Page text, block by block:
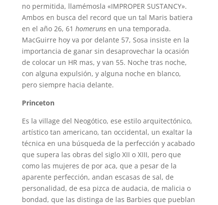
no permitida, llamémosla «IMPROPER SUSTANCY».
Ambos en busca del record que un tal Maris batiera
en el año 26, 61 homerunsen una temporada.
MacGuirre hoy va por delante 57, Sosa insiste en la
importancia de ganar sin desaprovechar la ocasión
de colocar un HR mas, y van 55. Noche tras noche,
con alguna expulsión, y alguna noche en blanco,
pero siempre hacia delante.
Princeton
Es la village del Neogótico, ese estilo arquitectónico,
artístico tan americano, tan occidental, un exaltar la
técnica en una búsqueda de la perfección y acabado
que supera las obras del siglo XII o XIII, pero que
como las mujeres de por aca, que a pesar de la
aparente perfección, andan escasas de sal, de
personalidad, de esa pizca de audacia, de malicia o
bondad, que las distinga de las Barbies que pueblan